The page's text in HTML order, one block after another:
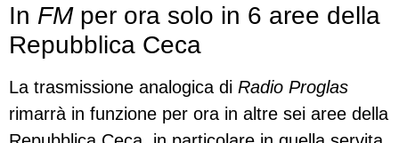
In FMper ora solo in 6 aree della
Repubblica Ceca
La trasmissione analogica di Radio Proglas
rimarrà in funzione per ora in altre sei aree della